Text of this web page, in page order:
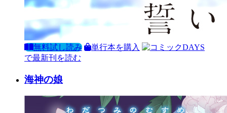
無料試し読み
単行本を購入
で最新刊を読む
海神の娘